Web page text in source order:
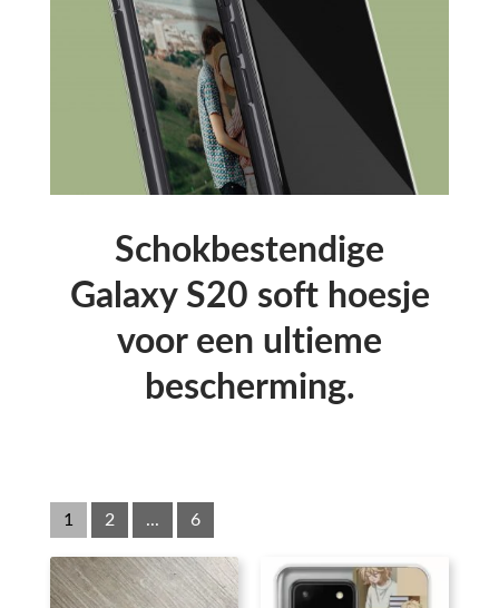
Schokbestendige
Galaxy S20 soft hoesje
voor een ultieme
bescherming.
1 2 ... 6